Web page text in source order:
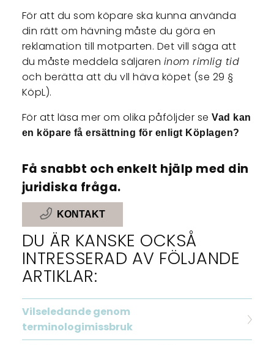
För att du som köpare ska kunna använda
din rätt om hävning måste du göra en
reklamation till motparten. Det vill säga att
du måste meddela säljaren inom rimlig tid
och berätta att du vll häva köpet (se 29 §
KöpL).
För att läsa mer om olika påföljder seVad kan
en köpare få ersättning för enligt Köplagen?
Få snabbt och enkelt hjälp med din
juridiska fråga.
KONTAKT
DU ÄR KANSKE OCKSÅ
INTRESSERAD AV FÖLJANDE
ARTIKLAR:
Vilseledande genom
terminologimissbruk